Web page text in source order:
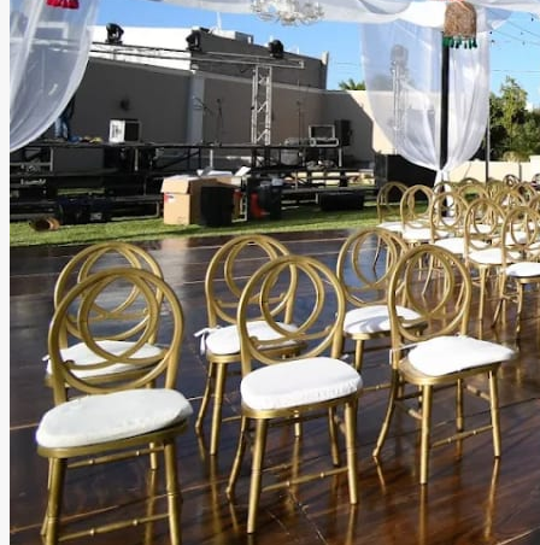
Belcanto Jardín
Mazatlán, Sinaloa Jardín
Información
Descubre nuestro hermoso jardín en Mazatlán, Sinaloa,
ideal para bodas, XV años y todo tipo de eventos. Un
espacio lleno de encanto, perfecto para crear
celebraciones inolvidables en un ambiente único.